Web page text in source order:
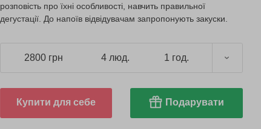
розповість про їхні особливості, навчить правильної
дегустації. До напоїв відвідувачам запропонують закуски.
2800 грн 4 люд. 1 год.
Купити для себе Подарувати